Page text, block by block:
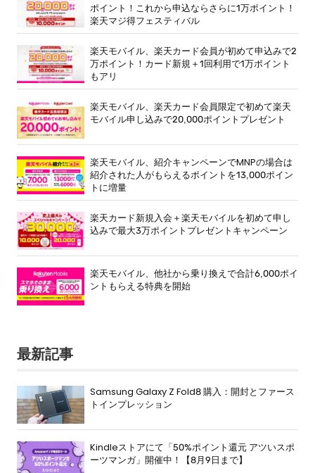
ポイント！これから申込ならさらに1万ポイント！
楽天マジ得フェスティバル
楽天モバイル、楽天カード会員が初めて申込みで2
万ポイント！カード新規＋1回利用で1万ポイント
もアリ
楽天モバイル、楽天カード会員限定で初めて楽天
モバイル申し込みで20,000ポイントプレゼント
楽天モバイル、紹介キャンペーンでMNPの場合は
紹介された人がもらえるポイントを13,000ポイン
トに増量
楽天カード新規入会＋楽天モバイルを初めて申し
込みで最大3万ポイントプレゼントキャンペーン
楽天モバイル、他社から乗り換えで合計6,000ポイ
ントもらえる特典を開始
最新記事
Samsung Galaxy Z Fold8 購入：開封とファース
トインプレッション
Kindleストアにて「50%ポイント還元 アツいスポ
ーツマンガ」開催中！【8月9日まで】